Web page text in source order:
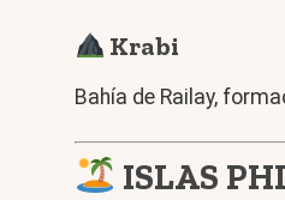
Krabi
Bahía de Railay,
ISLAS